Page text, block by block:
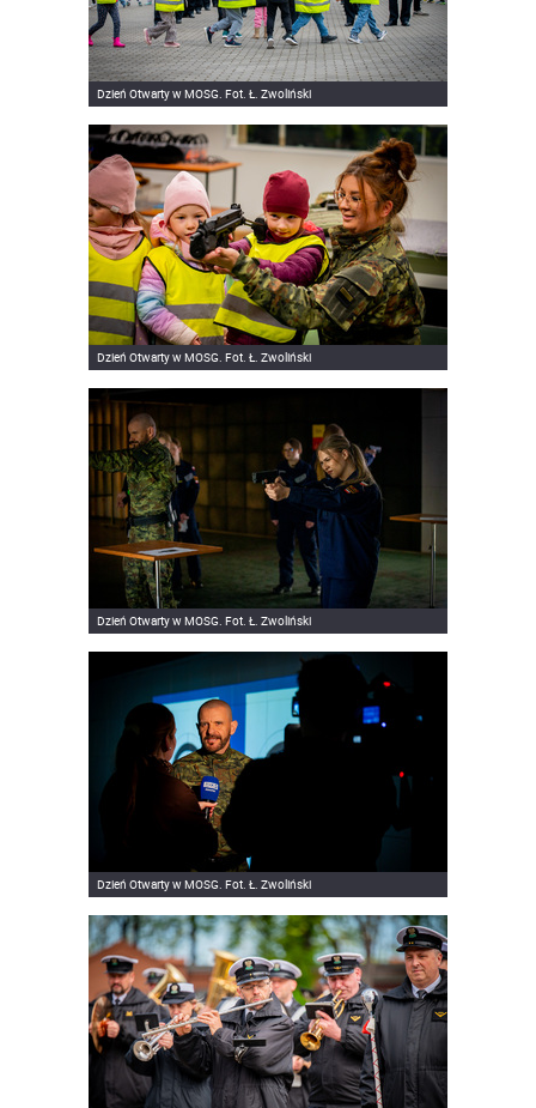
Dzień Otwarty w MOSG. Fot. Ł. Zwoliński
Dzień Otwarty w MOSG. Fot. Ł. Zwoliński
Dzień Otwarty w MOSG. Fot. Ł. Zwoliński
Dzień Otwarty w MOSG. Fot. Ł. Zwoliński